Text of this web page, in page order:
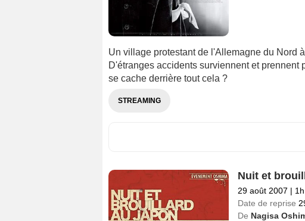
Un village protestant de l'Allemagne du Nord
D'étranges accidents surviennent et
se cache derrière tout cela ?
STREAMING
Nuit et
29 août 2007 |
Date de reprise
De Nagisa